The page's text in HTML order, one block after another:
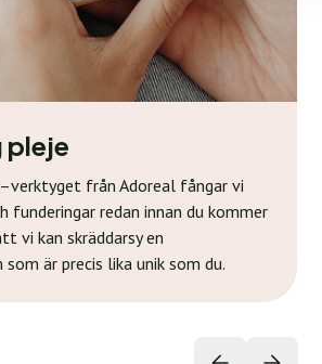
pleje
från Adoreal fångar vi
funderingar redan innan du kommer
vi kan skräddarsy en
som är precis lika unik som du.